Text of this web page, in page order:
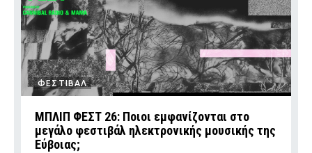
ΦΕΣΤΙΒΑΛ
ΜΠΛΙΠ ΦΕΣΤ 26: Ποιοι εμφανίζονται στο
μεγάλο φεστιβάλ ηλεκτρονικής μουσικής της
Εύβοιας;